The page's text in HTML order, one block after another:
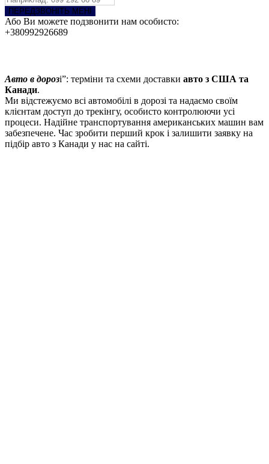
ПЕРЕДЗВОНІТЬ МЕНІ
Або Ви можете подзвонити нам особисто:
+380992926689
Авто в дорозі”: терміни та схеми доставки авто з США та
Канади.
Ми відстежуємо всі автомобілі в дорозі та надаємо своїм
клієнтам доступ до трекінгу, особисто контролюючи усі
процеси. Надійне транспортування американських машин вам
забезпечене. Час зробити перший крок і залишити заявку на
підбір авто з Канади у нас на сайті.